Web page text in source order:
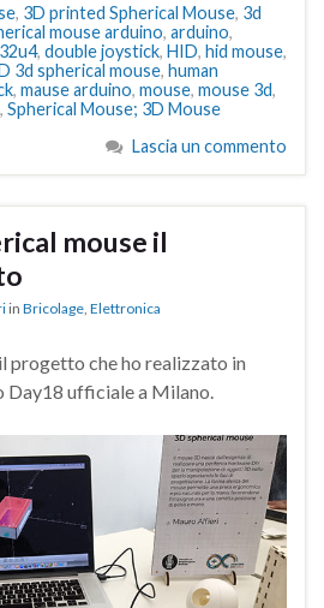
, 3D printed Spherical Mouse, 3d
mouse arduino, arduino,
, double joystick, HID, hid mouse,
3d spherical mouse, human
, mause arduino, mouse, mouse 3d,
, Spherical Mouse; 3D Mouse
Lascia un commento
mouse il
in Bricolage Elettronica
progetto che ho realizzato in
Day18 ufficiale a Milano.